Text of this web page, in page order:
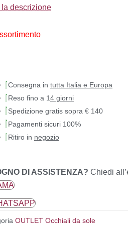
la descrizione
Consegna in tutta Italia e Europa
Reso fino a 14 giorni
Spedizione gratis sopra € 140
Pagamenti sicuri 100%
Ritiro in negozio
DI ASSISTENZA? Chiedi
OUTLET Occhiali da sole